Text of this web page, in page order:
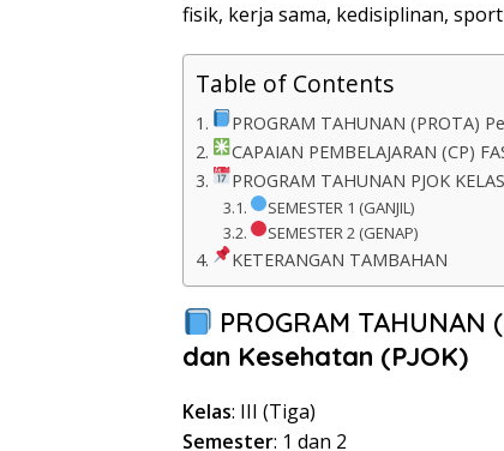
fisik, kerja sama, kedisiplinan,
Table of Contents
PROGRAM TAHUNAN (PROTA)
CAPAIAN PEMBELAJARAN (CP)
PROGRAM TAHUNAN PJOK
SEMESTER 1 (GANJIL)
SEMESTER 2 (GENAP)
KETERANGAN TAMBAHAN
PROGRAM TAHUNAN
dan Kesehatan (PJOK)
Kelas: III (Tiga)
Semester: 1 dan 2